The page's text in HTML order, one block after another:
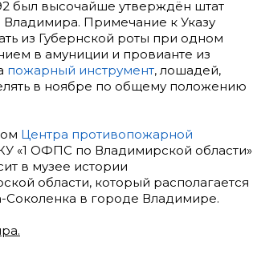
был высочайше утверждён штат
Примечание к Указу
из Губернской роты при одном
в амуниции и провианте из
пожарный инструмент, лошадей,
в ноябре по общему положению
Центра противопожарной
«1 ОФПС по Владимирской области»
в музее истории
области, который располагается
в городе Владимире.